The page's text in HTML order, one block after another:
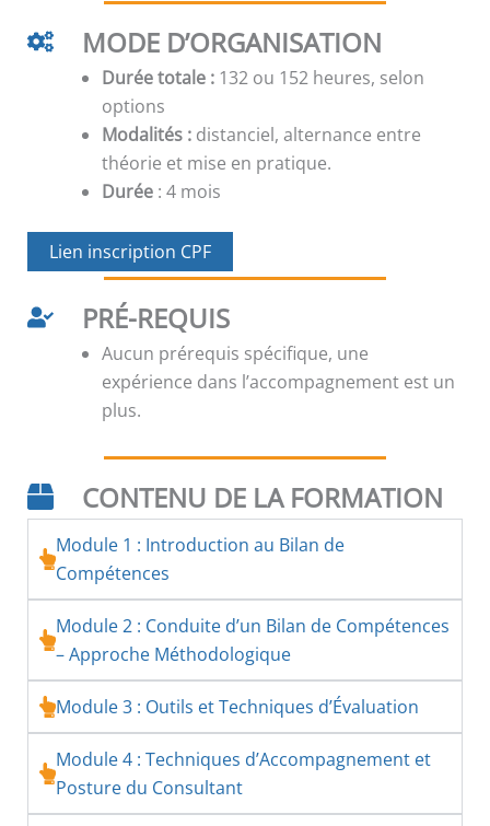
MODE D’ORGANISATION
Durée totale : 132 ou 152 heures, selon
options
Modalités : distanciel, alternance entre
théorie et mise en pratique.
Durée : 4 mois
Lien inscription CPF
PRÉ-REQUIS
Aucun prérequis spécifique, une
expérience dans l’accompagnement est un
plus.
CONTENU DE LA FORMATION
Module 1 : Introduction au Bilan de
Compétences
Module 2 : Conduite d’un Bilan de Compétences
– Approche Méthodologique
Module 3 : Outils et Techniques d’Évaluation
Module 4 : Techniques d’Accompagnement et
Posture du Consultant